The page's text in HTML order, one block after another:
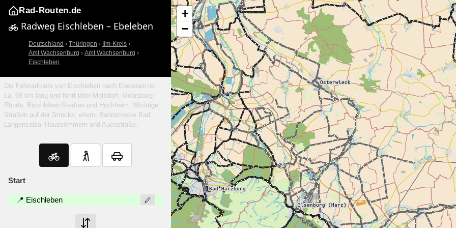
Rad-Routen.de
Radweg Eischleben – Ebeleben
Deutschland › Thüringen › Ilm-Kreis ›
Amt Wachsenburg › Amt Wachsenburg ›
Eischleben
Die Fahrradroute von Eischleben nach Ebeleben ist
ca. 69 km lang und führt über Molsdorf, Möbisburg-
Rhoda, Bischleben-Stedten und Hochheim. Wichtige
Straßen auf der Strecke: ehem. Bahnstrecke Bad
Langensalza–Haussömmern und Auenstraße.
Start
📍 Eischleben
+
−